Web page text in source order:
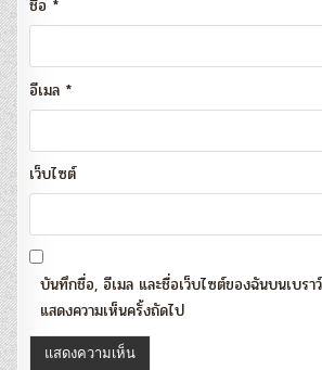
ชื่อ *
อีเมล *
เว็บไซต์
บันทึกชื่อ, อีเมล และชื่อเว็บไซต์ของฉันบนเบรา
แสดงความเห็นครั้งถัดไป